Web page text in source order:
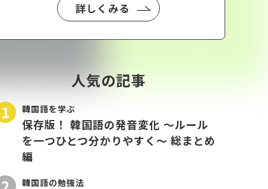
詳しくみる
人気の記事
韓国語を学ぶ
保存版！ 韓国語の発音変化 〜ルール
を一つひとつ分かりやすく〜 総まとめ
編
韓国語の勉強法